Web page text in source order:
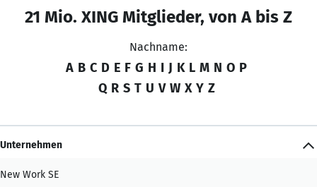
21 Mio. XING Mitglieder, von A bis Z
Nachname:
A B C D E F G H I J K L M N O P
Q R S T U V W X Y Z
Unternehmen
New Work SE